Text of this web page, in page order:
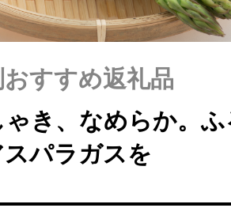
納税の基礎知識
たり診断
営サイト特集
すすめ返礼品
ゃき、なめらか。
パラガスを